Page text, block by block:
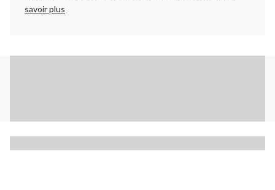
savoir plus